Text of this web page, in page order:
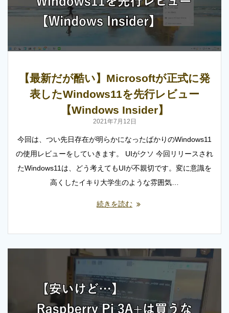
【最新だが酷い】Microsoftが正式に発
表したWindows11を先行レビュー
【Windows Insider】
2021年7月12日
今回は、つい先日存在が明らかになったばかりのWindows11
の使用レビューをしていきます。 UIがクソ 今回リリースされ
たWindows11は、どう考えてもUIが不親切です。変に意識を
高くしたイキり大学生のような雰囲気…
続きを読む